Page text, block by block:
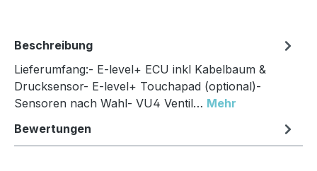
Beschreibung
Lieferumfang:- E-level+ ECU inkl Kabelbaum &
Drucksensor- E-level+ Touchapad (optional)-
Sensoren nach Wahl- VU4 Ventil… Mehr
Bewertungen